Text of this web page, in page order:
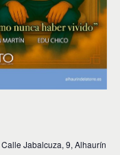
Calle Jabalcuza, 9, Alhaurín